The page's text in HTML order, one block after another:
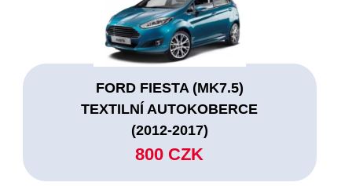
FORD FIESTA (MK7.5)
TEXTILNÍ AUTOKOBERCE
(2012-2017)
800 CZK